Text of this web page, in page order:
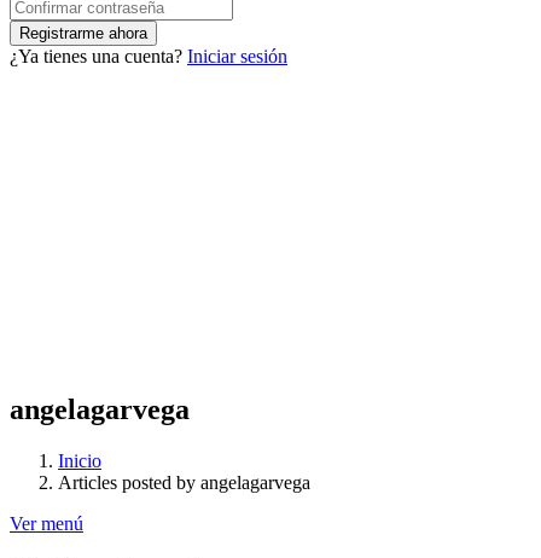
¿Ya tienes una cuenta? Iniciar sesión
angelagarvega
Inicio
Articles posted by angelagarvega
Ver menú